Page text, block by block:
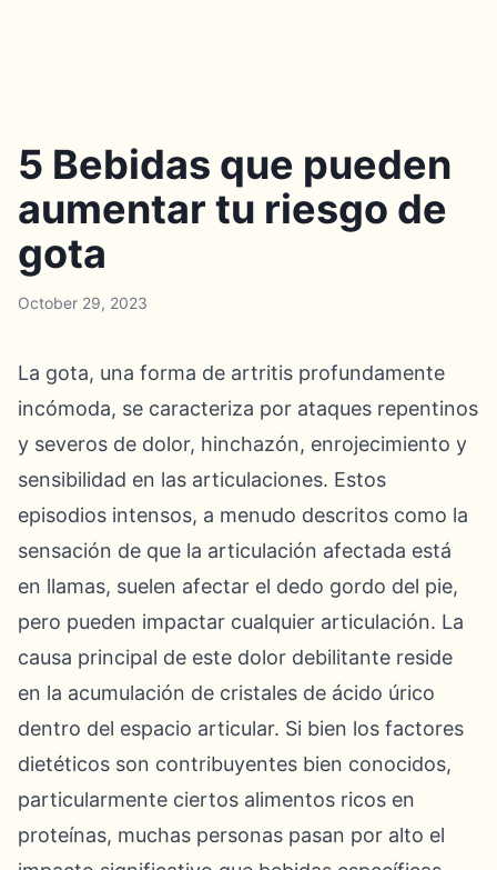
5 Bebidas que pueden
aumentar tu riesgo de
gota
October 29, 2023
La gota, una forma de artritis profundamente
incómoda, se caracteriza por ataques repentinos
y severos de dolor, hinchazón, enrojecimiento y
sensibilidad en las articulaciones. Estos
episodios intensos, a menudo descritos como la
sensación de que la articulación afectada está
en llamas, suelen afectar el dedo gordo del pie,
pero pueden impactar cualquier articulación. La
causa principal de este dolor debilitante reside
en la acumulación de cristales de ácido úrico
dentro del espacio articular. Si bien los factores
dietéticos son contribuyentes bien conocidos,
particularmente ciertos alimentos ricos en
proteínas, muchas personas pasan por alto el